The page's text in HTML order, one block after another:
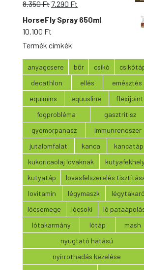
11.750 Ft.
8.350Ft Original
price
was:
7.290 Ft
price
HorseFly Spray 650ml
10.100 Ft
Termék címkék
anyagcsere bőr csikó
decathlon
ellés
emésztés
equimins
equusline
flexijoint
fogprobléma
gasztritisz
gyomorpanasz
immunrendszer
jutalomfalat
kanca
kancatáp
kukoricaolaj lovaknak
kutyafekhely
kutyatáp
lovasfelszerelés
lovitamin
légymaszk
légytakaró
lócsemege
lócsoki
ló
lótakarmány
lótáp
mash
nyugtató hatású
nyírrothadás kezelése